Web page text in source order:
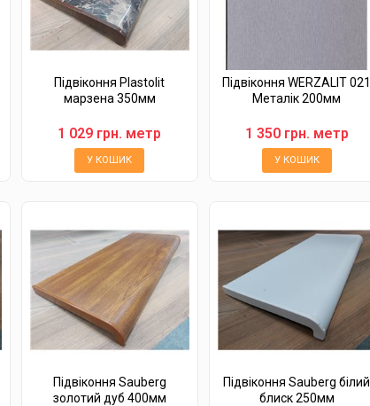
Підвіконня Plastolit
марзена 350мм
1 029 грн. метр
У КОШИК
Підвіконня WERZALIT 021
Металік 200мм
1 350 грн. метр
У КОШИК
Підвіконня Sauberg
золотий дуб 400мм
Підвіконня Sauberg білий
блиск 250мм